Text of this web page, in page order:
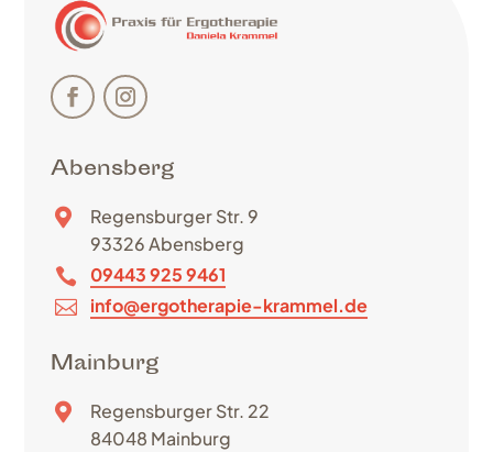
Abensberg

Regensburger Str. 9
93326 Abensberg
 09443 925 9461
 info@ergotherapie-krammel.de
Mainburg

Regensburger Str. 22
84048 Mainburg